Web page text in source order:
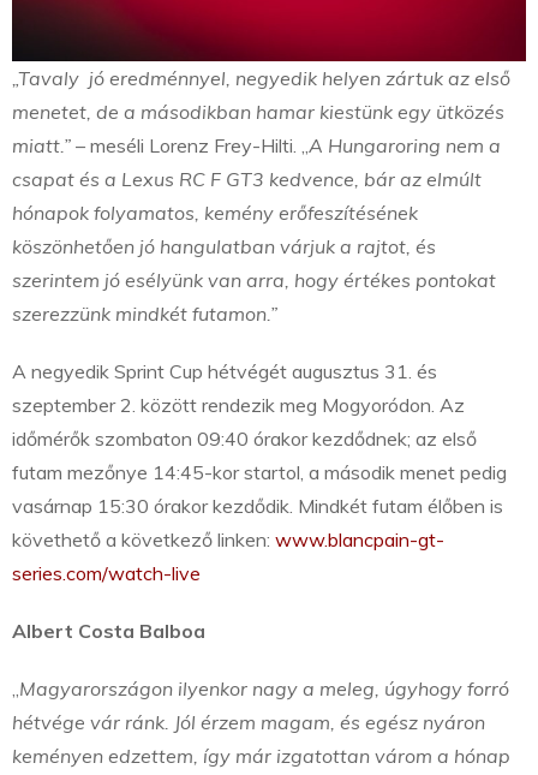
„Tavaly jó eredménnyel, negyedik helyen zártuk az első
menetet, de a másodikban hamar kiestünk egy ütközés
miatt.” – meséli Lorenz Frey-Hilti. „ A Hungaroring nem a
csapat és a Lexus RC F GT3 kedvence, bár az elmúlt
hónapok folyamatos, kemény erőfeszítésének
köszönhetően jó hangulatban várjuk a rajtot, és
szerintem jó esélyünk van arra, hogy értékes pontokat
szerezzünk mindkét futamon.”
A negyedik Sprint Cup hétvégét augusztus 31. és
szeptember 2. között rendezik meg Mogyoródon. Az
időmérők szombaton 09:40 órakor kezdődnek; az első
futam mezőnye 14:45-kor startol, a második menet pedig
vasárnap 15:30 órakor kezdődik. Mindkét futam élőben is
követhető a következő linken: www.blancpain-gt-
series.com/watch-live
Albert Costa Balboa
Magyarországon ilyenkor nagy a meleg, úgyhogy forró
hétvége vár ránk. Jól érzem magam, és egész nyáron
keményen edzettem, így már izgatottan várom a hónap